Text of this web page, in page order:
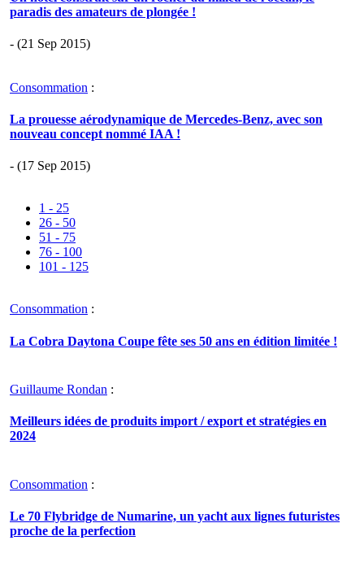
paradis des amateurs de plongée !
- (21 Sep 2015)
Consommation :
La prouesse aérodynamique de Mercedes-Benz, avec son
nouveau concept nommé IAA !
- (17 Sep 2015)
1 - 25
26 - 50
51 - 75
76 - 100
101 - 125
Consommation :
La Cobra Daytona Coupe fête ses 50 ans en édition limitée !
Guillaume Rondan :
Meilleurs idées de produits import / export et stratégies en
2024
Consommation :
Le 70 Flybridge de Numarine, un yacht aux lignes futuristes
proche de la perfection